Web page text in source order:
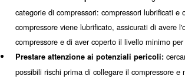
autonomo, ci sono passaggi importanti
Scegliere un luogo sicuro:fissare il
superficie piana stabile prima di
Indossare indumenti protettivi: